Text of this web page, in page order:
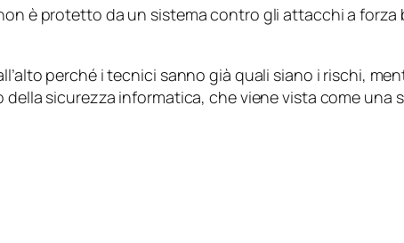
è protetto da un sistema contro gli attacchi a
perché i tecnici sanno già quali siano i rischi,
sicurezza informatica, che viene vista come una